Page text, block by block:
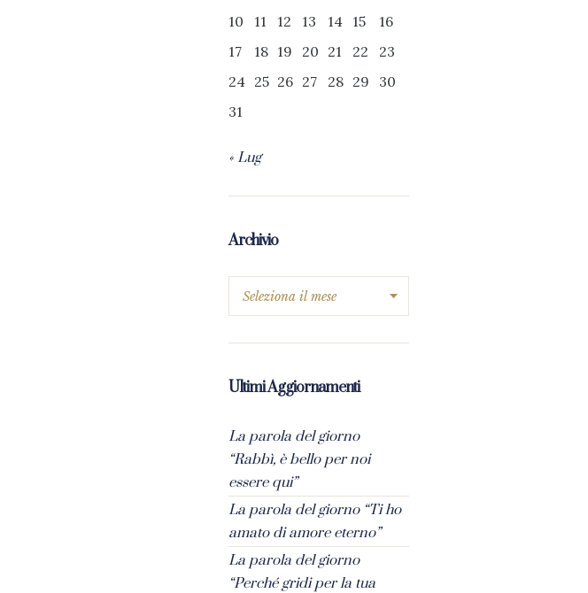
10
11 12 13 14 15
16
17
18 19 20 21 22
23
24 25 26 27 28 29
30
31
« Lug
Archivio
Ultimi Aggiornamenti
La parola del giorno
“Rabbì, è bello per noi
essere qui”
La parola del giorno “Ti ho
amato di amore eterno”
La parola del giorno
“Perché gridi per la tua